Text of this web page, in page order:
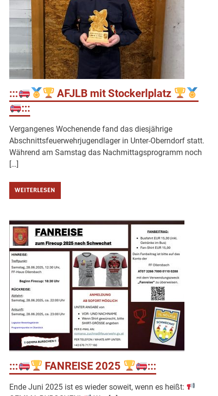
:::
AFJLB mit Stockerlplatz
:::
Vergangenes Wochenende fand das diesjährige
Abschnittsfeuerwehrjugendlager in Unter-Oberndorf statt.
Während am Samstag das Nachmittagsprogramm noch
[…]
WEITERLESEN
::: FANREISE 2025 :::
Ende Juni 2025 ist es wieder soweit, wenn es heißt: